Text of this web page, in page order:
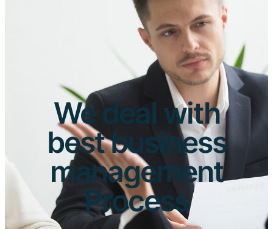
We deal with
best business
management
Process